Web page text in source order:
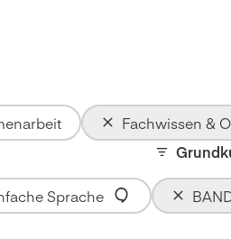
Fachwissen &
Sprache